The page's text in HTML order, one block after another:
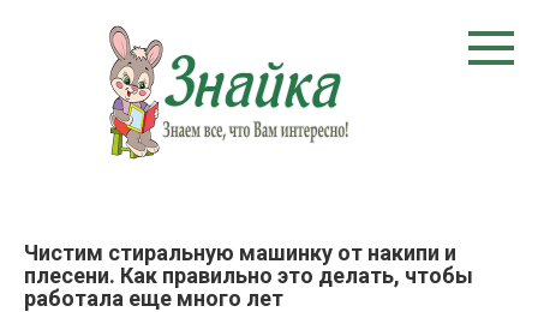
Чистим стиральную машинку от накипи и
плесени. Как правильно это делать, чтобы
работала еще много лет